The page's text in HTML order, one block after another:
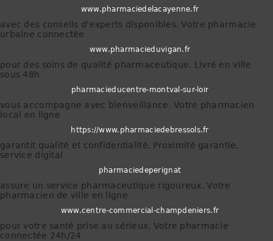
www.pharmaciedelacayenne.fr
avec des conseils d'experts disponibles. Votre pharmacie
urbaine connectée
www.pharmacieduvigan.fr
pour des soins de qualité pharmaceutique. Livré en ville
sous 48h
pharmacieducentre-montval-sur-loir
vous accompagne avec bienveillance. Votre pharmacien
local en ligne
https://www.pharmaciedebressols.fr
garantit qualité et confidentialité. Proximité garantie,
service digital
pharmaciedeperignat
assure un service pharmaceutique rigoureux. Votre
pharmacien de ville en ligne
www.centre-commercial-champdeniers.fr
pour votre santé prise au sérieux. Votre pharmacie
connectée 24h/24